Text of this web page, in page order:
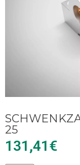
25
131,41€